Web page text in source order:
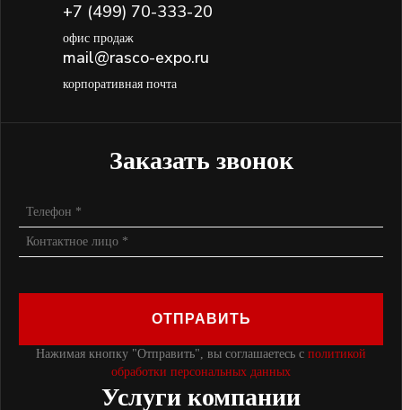
+7 (499) 70-333-20
офис продаж
mail@rasco-expo.ru
корпоративная почта
Услуги компании
Заказать звонок
ОТПРАВИТЬ
Нажимая кнопку "Отправить", вы соглашаетесь с политикой
обработки персональных данных